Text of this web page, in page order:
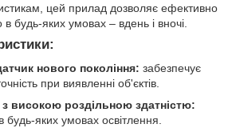
цей прилад дозволяє ефективно
в будь-яких умовах – вдень і вночі.
нового покоління: забезпечує
при виявленні об'єктів.
високою роздільною здатністю:
будь-яких умовах освітлення.